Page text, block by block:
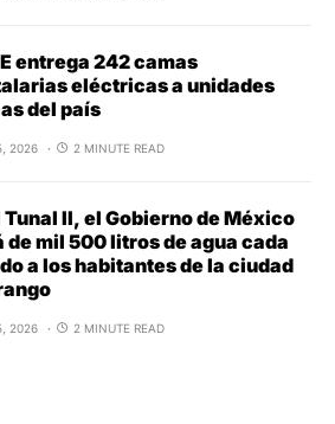
entrega 242 camas
eléctricas a unidades
del país
2026 2 MINUTE READ
Tunal II, el Gobierno de México
de mil 500 litros de agua cada
a los habitantes de la ciudad
2026 2 MINUTE READ